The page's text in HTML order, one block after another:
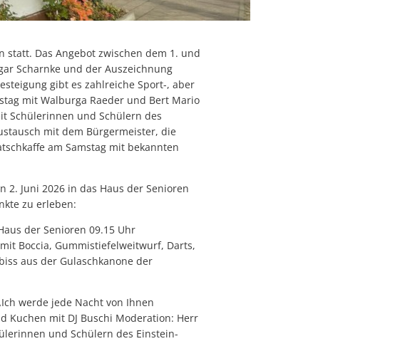
statt. Das Angebot zwischen dem 1. und
Scharnke und der Auszeichnung
gibt es zahlreiche Sport-, aber
mit Walburga Raeder und Bert Mario
Schülerinnen und Schülern des
mit dem Bürgermeister, die
am Samstag mit bekannten
Juni 2026 in das Haus der Senioren
zu erleben:
der Senioren 09.15 Uhr
Boccia, Gummistiefelweitwurf, Darts,
aus der Gulaschkanone der
werde jede Nacht von Ihnen
Kuchen mit DJ Buschi Moderation: Herr
und Schülern des Einstein-